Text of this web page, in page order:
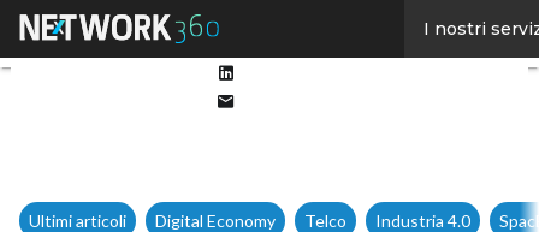
I nostri
Ultimi articoli Digital Economy Telco Industria 4.0